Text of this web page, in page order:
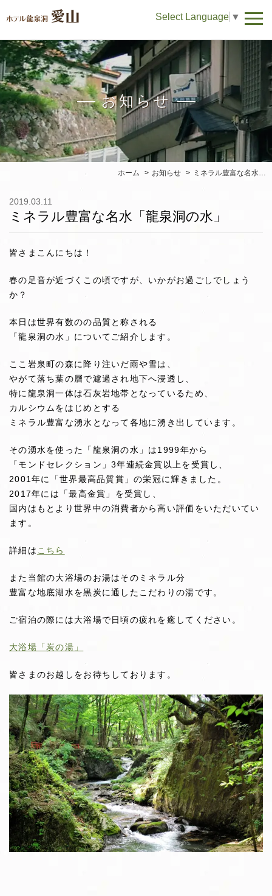
Select Language ▼
お知らせ
ホーム お知らせ ミネラル豊富な名水「龍泉洞の水」
2019.03.11
ミネラル豊富な名水「龍泉洞の水」
皆さまこんにちは！
春の足音が近づくこの頃ですが、いかがお過ごしでしょう
か？
本日は世界有数のの品質と称される
「龍泉洞の水」についてご紹介します。
ここ岩泉町の森に降り注いだ雨や雪は、
やがて落ち葉の層で濾過され地下へ浸透し、
特に龍泉洞一体は石灰岩地帯となっているため、
カルシウムをはじめとする
ミネラル豊富な湧水となって各地に湧き出しています。
その湧水を使った「龍泉洞の水」は1999年から
「モンドセレクション」3年連続金賞以上を受賞し、
2001年に「世界最高品質賞」の栄冠に輝きました。
2017年には「最高金賞」を受賞し、
国内はもとより世界中の消費者から高い評価をいただいてい
ます。
詳細は こちら
また当館の大浴場のお湯はそのミネラル分
豊富な地底湖水を黒炭に通したこだわりの湯です。
ご宿泊の際には大浴場で日頃の疲れを癒してください。
大浴場「炭の湯」
皆さまのお越しをお待ちしております。